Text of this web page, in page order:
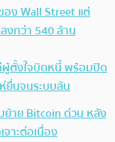
อง Wall Street แต่
กว่า 540 ล้าน
ผู้ตั้งใจบิดหนี้ พร้อมปิด
ยื่นจนระบบล้น
ย้าย Bitcoin ด่วน หลัง
จาะต่อเนื่อง